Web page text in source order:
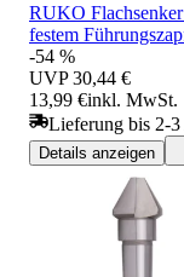
RUKO
festem
-54 %
UVP 30,44 €
13,99 €inkl. MwSt.
Lieferung bis 2-3
Details anzeigen